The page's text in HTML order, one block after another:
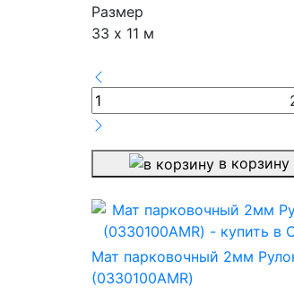
Размер
33 х 11 м
в корзину
Мат парковочный 2мм
(0330100AMR)